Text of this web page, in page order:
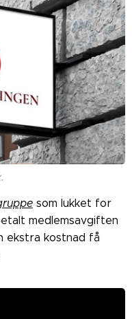
som lukket for
medlemsavgiften
ekstra kostnad få